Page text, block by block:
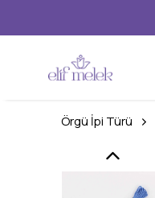
Örgü İpi Türü